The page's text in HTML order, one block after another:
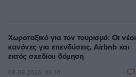
Χωροταξικό για τον τουρισμό: Οι νέοι
κανόνες για επενδύσεις, Airbnb και
εκτός σχεδίου δόμηση
08.08.2026, 08:10